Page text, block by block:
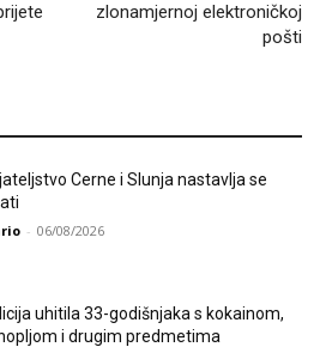
zlonamjernoj elektroničkoj
pošti
Cerne i Slunja nastavlja se
- 06/08/2026
uhitila 33-godišnjaka s kokainom,
i drugim predmetima